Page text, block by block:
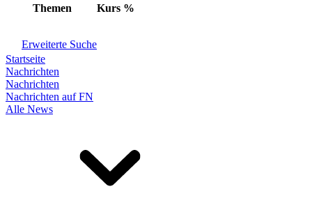
Themen Kurs %
Erweiterte Suche
Startseite
Nachrichten
Nachrichten
Nachrichten auf FN
Alle News